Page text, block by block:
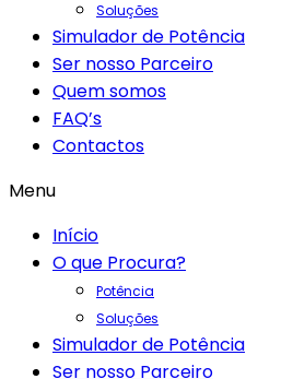
Soluções
Simulador de Potência
Ser nosso Parceiro
Quem somos
FAQ’s
Contactos
Menu
Início
O que Procura?
Potência
Soluções
Simulador de Potência
Ser nosso Parceiro